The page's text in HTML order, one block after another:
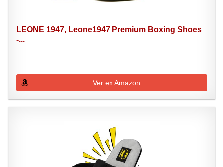
LEONE 1947, Leone1947 Premium Boxing Shoes
-...
Ver en Amazon